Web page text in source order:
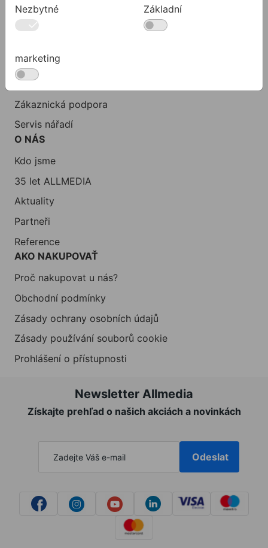
Rady a tipy
KONTAKTY
Kancelář
Technická podpora
Zákaznická podpora
Servis nářadí
O NÁS
Kdo jsme
35 let ALLMEDIA
Aktuality
Partneři
Reference
AKO NAKUPOVAŤ
Proč nakupovat u nás?
Obchodní podmínky
Zásady ochrany osobních údajů
Zásady používání souborů cookie
Prohlášení o přístupnosti
Newsletter Allmedia
Získajte prehľad o našich akciách a novinkách
Odeslat
Nezbytné Základní
marketing